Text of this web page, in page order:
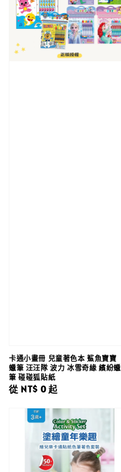
卡通小畫冊 兒童著色本 鯊魚寶寶
蠟筆 汪汪隊 波力 冰雪奇緣 繽紛蠟
筆 碰碰狐貼紙
Regular
從 NT$ 0起